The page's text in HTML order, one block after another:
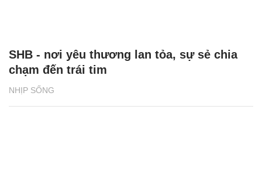
NHỊP SỐNG
SHB - nơi yêu thương lan tỏa, sự sẻ chia
chạm đến trái tim